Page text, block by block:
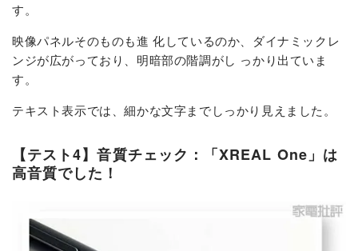
す。
映像パネルそのものも進 化しているのか、ダイナミックレ
ンジが広がっており、明暗部の階調がし っかり出ていま
す。
テキスト表示では、細かな文字までしっかり見えました。
【テスト4】音質チェック：「XREAL One」は
高音質でした！